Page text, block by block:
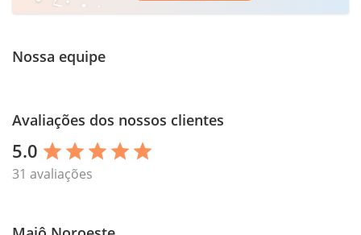
Nossa equipe
Avaliações dos nossos clientes
5.0 star star star star star
31 avaliações